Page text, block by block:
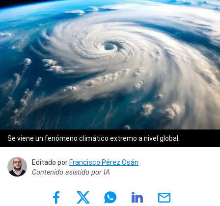
Se viene un fenómeno climático extremo a nivel global.
Editado por Francisco Pérez Osán
Contenido asistido por IA